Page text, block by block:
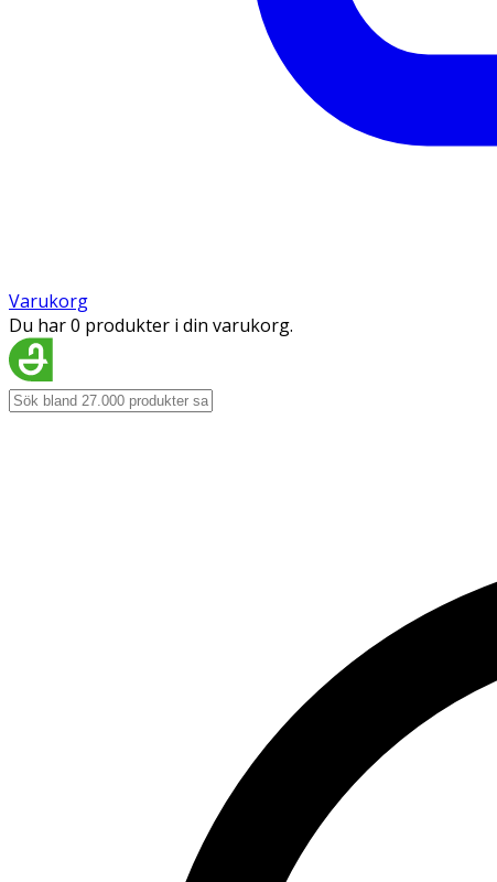
Varukorg
Du har 0 produkter i din varukorg.